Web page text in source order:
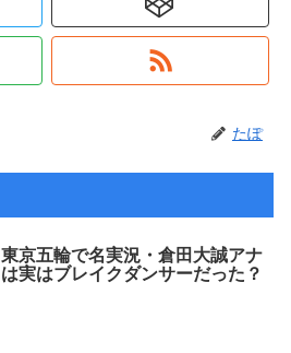
たぽ
東京五輪で名実況・倉田大誠アナ
は実はブレイクダンサーだった？